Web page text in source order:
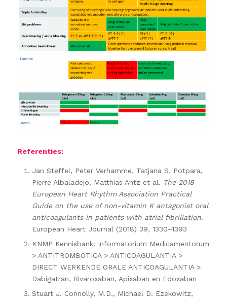
Referenties:
Jan Steffel, Peter Verhamme, Tatjana S. Potpara,
Pierre Albaladejo, Matthias Antz et al. The 2018
European Heart Rhythm Association Practical
Guide on the use of non-vitamin K antagonist oral
anticoagulants in patients with atrial fibrillation.
European Heart Journal (2018) 39, 1330–1393
KNMP Kennisbank: Informatorium Medicamentorum
> ANTITROMBOTICA > ANTICOAGULANTIA >
DIRECT WERKENDE ORALE ANTICOAGULANTIA >
Dabigatran, Rivaroxaban, Apixaban en Edoxaban
Stuart J. Connolly, M.D., Michael D. Ezekowitz,